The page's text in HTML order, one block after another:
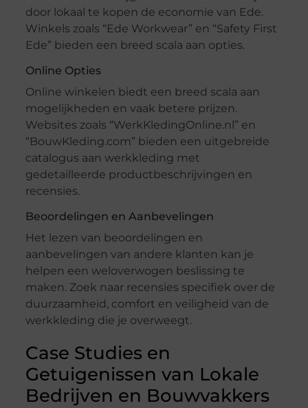
door lokaal te kopen de economie van Ede.
Winkels zoals “Ede Workwear” en “Safety First
Ede” bieden een breed scala aan opties.
Online Opties
Online winkelen biedt een breed scala aan
mogelijkheden en vaak betere prijzen.
Websites zoals “WerkKledingOnline.nl” en
“BouwKleding.com” bieden een uitgebreide
catalogus aan werkkleding met
gedetailleerde productbeschrijvingen en
recensies.
Beoordelingen en Aanbevelingen
Het lezen van beoordelingen en
aanbevelingen van andere klanten kan je
helpen een weloverwogen beslissing te
maken. Zoek naar recensies specifiek over de
duurzaamheid, comfort en veiligheid van de
werkkleding die je overweegt.
Case Studies en
Getuigenissen van Lokale
Bedrijven en Bouwvakkers